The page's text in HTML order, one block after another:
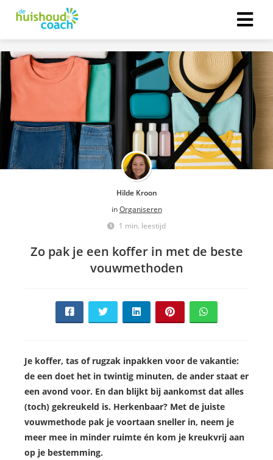
Hilde Kroon
inOrganiseren
1 min. leestijd
Zo pak je een koffer in met de beste
vouwmethoden
Je koffer, tas of rugzak inpakken voor de vakantie:
de een doet het in twintig minuten, de ander staat er
een avond voor. En dan blijkt bij aankomst dat alles
(toch) gekreukeld is. Herkenbaar? Met de juiste
vouwmethode pak je voortaan sneller in, neem je
meer mee in minder ruimte én kom je kreukvrij aan
op je bestemming.